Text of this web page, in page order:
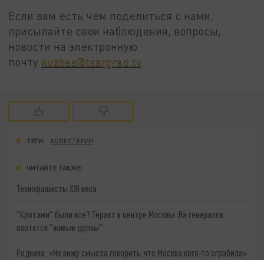
Если вам есть чем поделиться с нами,
присылайте свои наблюдения, вопросы,
новости на электронную
почту kuzbas@tsargrad.tv
ТЕГИ: ХОЛЕСТЕРИН
ЧИТАЙТЕ ТАКЖЕ:
Технофашисты XXI века
"Кротами" были все? Теракт в центре Москвы: На генералов
охотятся "живые дроны"
Роднина: «Не вижу смысла говорить, что Москва кого-то ограбила»